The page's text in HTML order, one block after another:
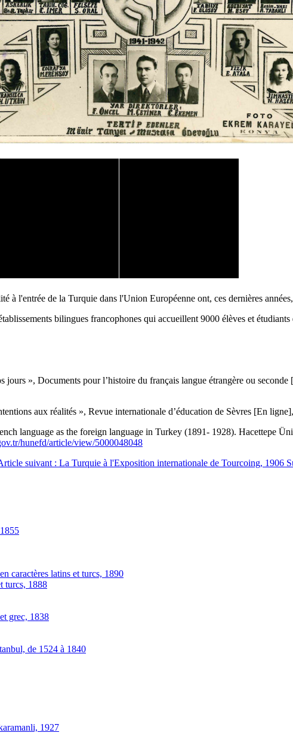
à l'entrée de la Turquie dans l'Union Européenne ont, ces dernières
bilingues francophones qui accueillent 9000 élèves et
», Documents pour l’histoire du français langue étrangère ou
aux réalités », Revue internationale d’éducation de Sèvres [En
language as the foreign language in Turkey (1891- 1928). Hacettepe
hunefd/article/view/5000048048
suivant : La Turquie à l'Exposition internationale de Tourcoing, 1906
caractères latins et turcs, 1890
turcs, 1888
grec, 1838
de 1524 à 1840
1927